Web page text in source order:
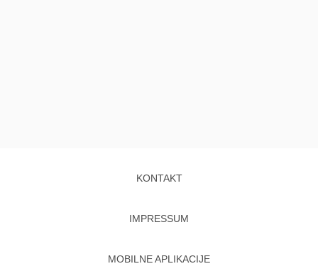
KONTAKT
IMPRESSUM
MOBILNE APLIKACIJE